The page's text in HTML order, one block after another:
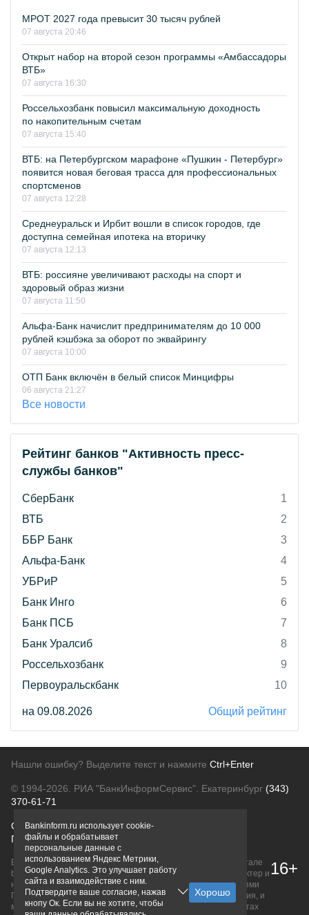
МРОТ 2027 года превысит 30 тысяч рублей
07 августа 20:46
Открыт набор на второй сезон программы «Амбассадоры
ВТБ»
07 августа 16:30
Россельхозбанк повысил максимальную доходность
по накопительным счетам
07 августа 15:40
ВТБ: на Петербургском марафоне «Пушкин - Петербург»
появится новая беговая трасса для профессиональных
спортсменов
07 августа 12:28
Среднеуральск и Ирбит вошли в список городов, где
доступна семейная ипотека на вторичку
07 августа 12:13
ВТБ: россияне увеличивают расходы на спорт и
здоровый образ жизни
07 августа 11:50
Альфа-Банк начислит предпринимателям до 10 000
рублей кэшбэка за оборот по эквайрингу
07 августа 10:00
ОТП Банк включён в белый список Минцифры
06 августа 21:27
Все новости
Рейтинг банков "Активность пресс-
службы банков"
СберБанк
1
ВТБ
2
ББР Банк
3
Альфа-Банк
4
УБРиР
5
Банк Инго
6
Банк ПСБ
7
Банк Уралсиб
8
Россельхозбанк
9
Первоуральскбанк
10
на 09.08.2026 Общий рейтинг
Нашли ошибку? Выделите текст и нажмите Ctrl+Enter
© 1994-2026. РИА "БанкИнформСервис". Екатеринбург (343)
370-61-71
О проектеПолитика конфиденциальности
Правовая информацияДля рекламодателей
Вся информация о продуктах банков, размещенная на портале
bankinform.ru, носит исключительно ознакомительный характер и
не является публичной офертой, определяемой положениями
ГК РФ. Информация не содержит точного и полного описания, и
может быть изменена. Конечные условия уточняйте на сайтах
16+
Bankinform.ru использует cookie-
файлы и обрабатывает
персональные данные с
использованием Яндекс Метрики,
Google Analytics. Это улучшает работу
сайта и взаимодействие с ним.
Подтвердите ваше согласие, нажав
кнопу Ок. Если вы не хотите, чтобы